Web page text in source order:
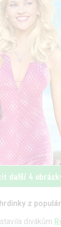
další 4
z
divákům